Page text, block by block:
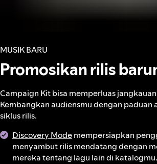
MUSIK BARU
Promosikan rilis
Campaign Kit bisa memperluas
Kembangkan audiensmu dengan paduan
siklus rilis.
Discovery Modemempersiapkan
menyambut rilis mendatang dengan
mereka tentang lagu lain di katalogmu.